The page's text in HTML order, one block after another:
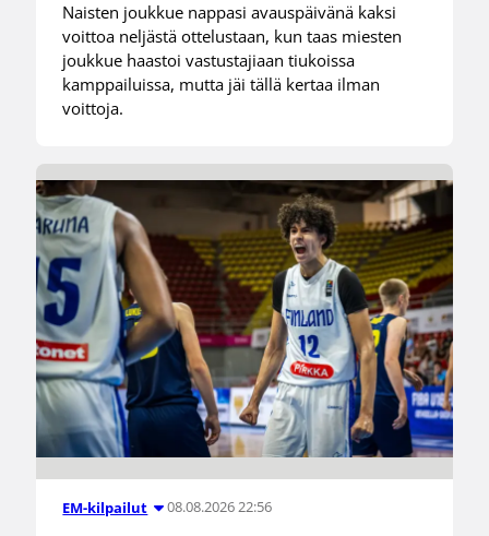
Naisten joukkue nappasi avauspäivänä kaksi
voittoa neljästä ottelustaan, kun taas miesten
joukkue haastoi vastustajiaan tiukoissa
kamppailuissa, mutta jäi tällä kertaa ilman
voittoja.
EM-kilpailut 08.08.2026 22:56